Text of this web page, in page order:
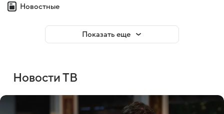
Новостные
Показать еще
Новости ТВ